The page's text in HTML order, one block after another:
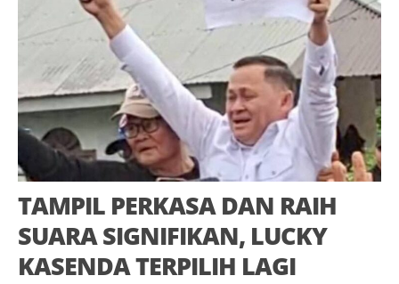
TAMPIL PERKASA DAN RAIH
SUARA SIGNIFIKAN, LUCKY
KASENDA TERPILIH LAGI